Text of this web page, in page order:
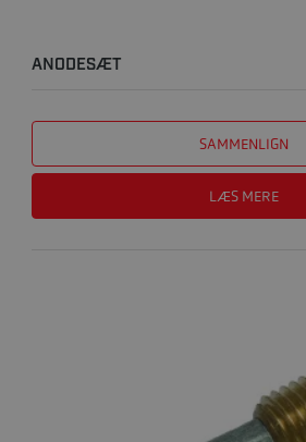
ANODESÆT
SAMMENLIGN
LÆS MERE